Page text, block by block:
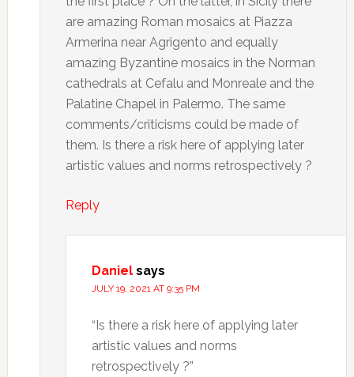
are amazing Roman mosaics at Piazza
Armerina near Agrigento and equally
amazing Byzantine mosaics in the Norman
cathedrals at Cefalu and Monreale and the
Palatine Chapel in Palermo. The same
comments/criticisms could be made of
them. Is there a risk here of applying later
artistic values and norms retrospectively ?
Reply
Daniel says
JULY 19, 2021 AT 9:35 PM
“Is there a risk here of applying later
artistic values and norms
retrospectively ?”